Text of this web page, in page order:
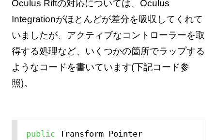
Oculus Riftの対応については、Oculus
Integrationがほとんどが差分を吸収してくれて
いましたが、アクティブなコントローラーを取
得する処理など、いくつかの箇所でラップする
ようなコードを書いています(下記コード参
照)。
public Transform Pointer